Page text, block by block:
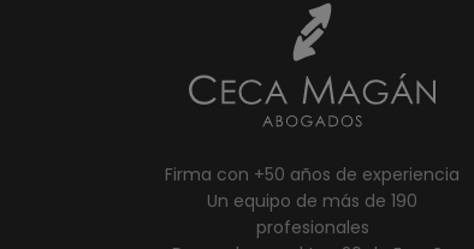
Firma con +50 años de experiencia
Un equipo de más de 190
profesionales